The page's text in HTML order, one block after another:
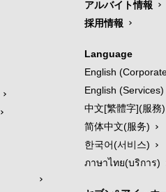
アルバイト情報
採用情報
Language
English
English (Services)
中文[繁體字](服務)
简体中文(服务)
한국어(서비스)
ภาษาไทย(บริการ)